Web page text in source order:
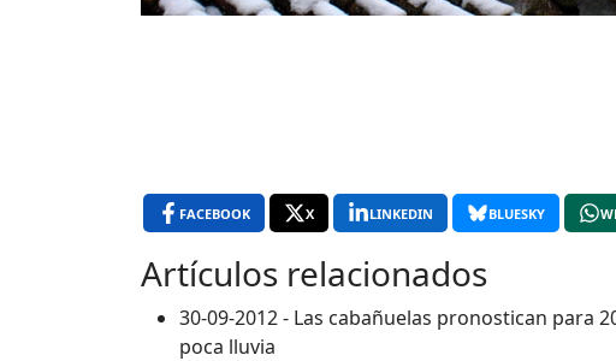
FACEBOOK X LINKEDIN BLUESKY
Artículos relacionados
30-09-2012 - Las cabañuelas pronostican para
poca lluvia